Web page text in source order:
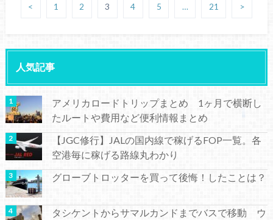
< 1 2 3 4 5 … 21 >
人気記事
アメリカロードトリップまとめ 1ヶ月で横断し
たルートや費用など便利情報まとめ
【JGC修行】JALの国内線で稼げるFOP一覧。各
空港毎に稼げる路線丸わかり
グローブトロッターを買って後悔！したことは？
タシケントからサマルカンドまでバスで移動 ウ